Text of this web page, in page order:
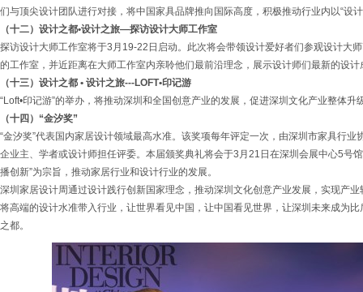
们与顶尖设计团队进行对接，将中国家具品牌推向国际高度，积极推动行业内以“设
（十二）设计之都•设计之旅—探访设计大师工作室
探访设计大师工作室将于3月19-22日启动。此次将会带领设计爱好者们参观设计大
的工作室，并近距离在大师工作室内亲聆他们最前沿理念，展示设计师们最新的设
（十三）设计之都 • 设计之旅---LOFT•印记游
“Loft•印记游”的举办，将推动深圳和全国创意产业的发展，促进深圳文化产业整体升
（十四）“金汐奖”
“金汐奖”代表国内家居设计领域最高水准。该奖项每年评定一次，由深圳市家具行
企业主、学者或设计师担任评委。本届颁奖典礼将会于3月21日在深圳会展中心5号
播创新”为宗旨，推动家居行业和设计行业的发展。
深圳家居设计周通过设计践行创新国家理念，推动深圳文化创意产业发展，实现产
将高端的设计水准带入行业，让世界看见中国，让中国看见世界，让深圳未来成为
之都。